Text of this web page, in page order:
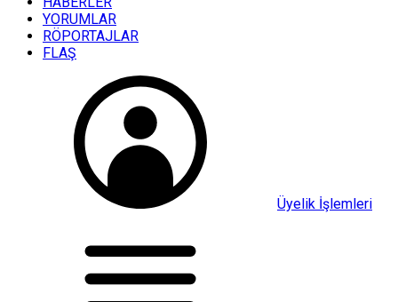
YORUMLAR
RÖPORTAJLAR
FLAŞ
Üyelik İşlemleri